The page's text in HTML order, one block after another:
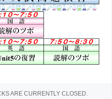
ARE CURRENTLY CLOSED.